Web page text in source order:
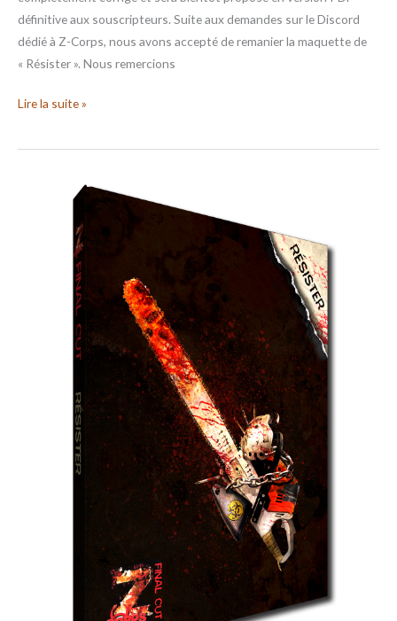
définitive aux souscripteurs. Suite aux demandes sur le Discord
dédié à Z-Corps, nous avons accepté de remanier la maquette de
« Résister ». Nous remercions
Lire la suite »